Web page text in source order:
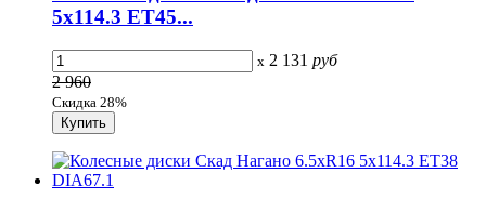
5x114.3 ET45...
x 2 131 руб
2 960
Скидка 28%